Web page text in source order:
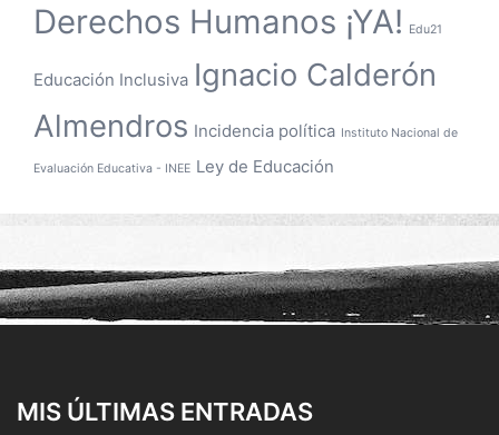
Derechos Humanos ¡YA! Edu21
Educación Inclusiva Ignacio Calderón
Almendros Incidencia política Instituto Nacional de
Evaluación Educativa - INEE Ley de Educación
MIS ÚLTIMAS ENTRADAS